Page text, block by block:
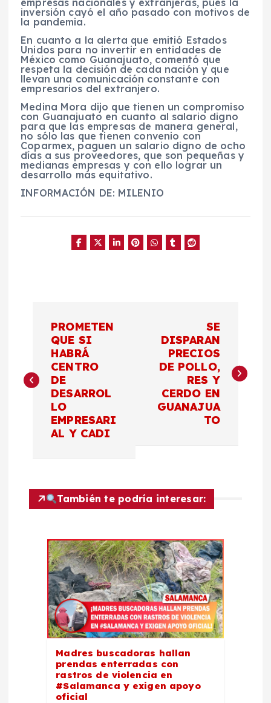
inversión cayó el año pasado con motivos de
la pandemia.
En cuanto a la alerta que emitió Estados
Unidos para no invertir en entidades de
México como Guanajuato, comentó que
respeta la decisión de cada nación y que
llevan una comunicación constante con
empresarios del extranjero.
Medina Mora dijo que tienen un compromiso
con Guanajuato en cuanto al salario digno
para que las empresas de manera general,
no sólo las que tienen convenio con
Coparmex, paguen un salario digno de ocho
días a sus proveedores, que son pequeñas y
medianas empresas y con ello lograr un
desarrollo más equitativo.
INFORMACIÓN DE: MILENIO
v
c
PROMETEN
QUE SI
HABRÁ
CENTRO
DE
DESARROL
LO
EMPRESARI
AL Y CADI
SE
DISPARAN
PRECIOS
DE POLLO,
RES Y
CERDO EN
GUANAJUA
TO
También te podría interesar:
Madres buscadoras hallan
prendas enterradas con
rastros de violencia en
#Salamanca y exigen apoyo
oficial